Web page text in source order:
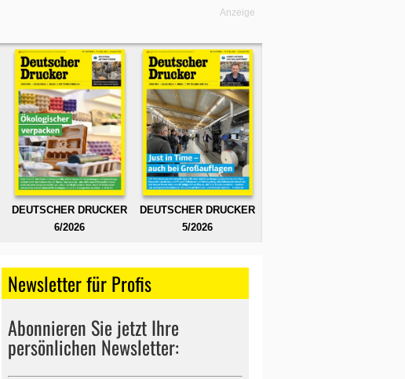
Anzeige
DEUTSCHER DRUCKER
6/2026
DEUTSCHER DRUCKER
5/2026
Newsletter für Profis
Abonnieren Sie jetzt Ihre
persönlichen Newsletter: